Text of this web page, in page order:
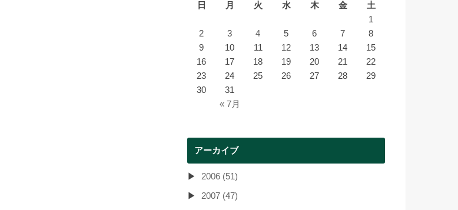
日
月 火 水 木 金 土
« 7月
1
2
3 4 5 6 7
8
9
10 11 12 13 14
15
16
17 18 19 20 21
22
23
24 25 26 27 28
29
30
31
アーカイブ
2006 (51)
2007 (47)